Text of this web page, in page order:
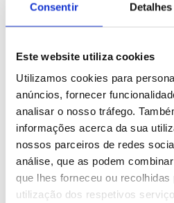
Consentir Detalhes
Este website utiliza cookies
Utilizamos cookies para
anúncios, fornecer
analisar o nosso tráfego.
informações acerca da sua
nossos parceiros de redes
análise, que as podem
que lhes forneceu ou
utilização dos respetivos
Filipinas: Vida quotidiana
em Quezon City
ID: 47557785 Data: 03/08/2026 10:34
16 IMAGENS